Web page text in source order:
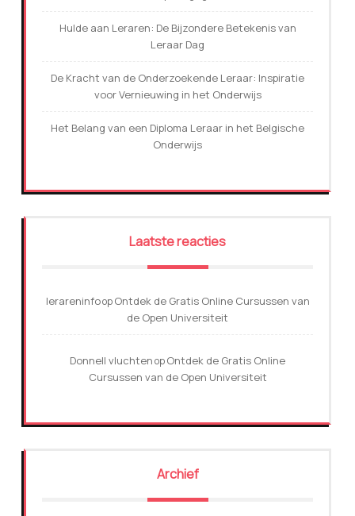
Hulde aan Leraren: De Bijzondere Betekenis van
Leraar Dag
De Kracht van de Onderzoekende Leraar: Inspiratie
voor Vernieuwing in het Onderwijs
Het Belang van een Diploma Leraar in het Belgische
Onderwijs
Laatste reacties
lerareninfoopOntdek de Gratis Online Cursussen van
de Open Universiteit
Donnell vluchtenopOntdek de Gratis Online
Cursussen van de Open Universiteit
Archief